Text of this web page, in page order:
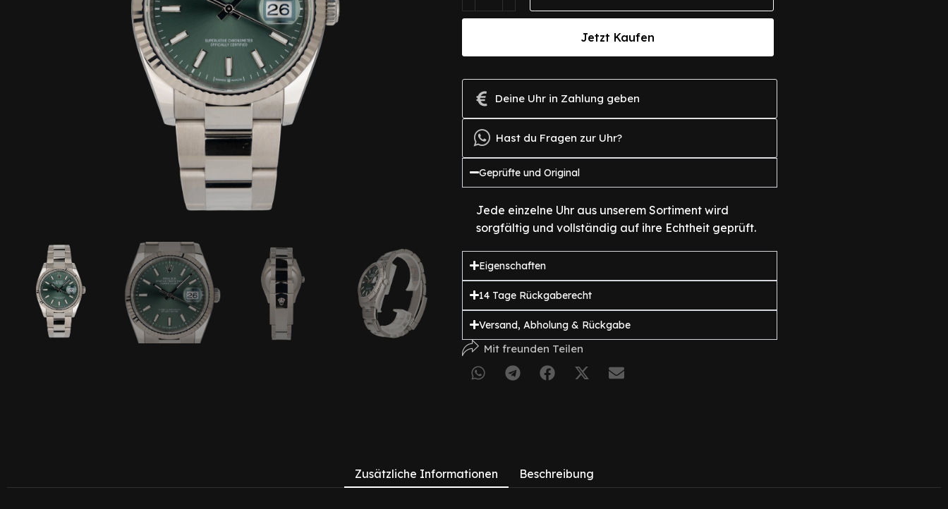
Jetzt Kaufen
Deine Uhr in Zahlung geben
Hast du Fragen zur Uhr?
Geprüfte und Original
Jede einzelne Uhr aus unserem Sortiment wird
sorgfältig und vollständig auf ihre Echtheit geprüft.
Eigenschaften
14 Tage Rückgaberecht
Versand, Abholung & Rückgabe
Mit freunden Teilen
Zusätzliche Informationen Beschreibung